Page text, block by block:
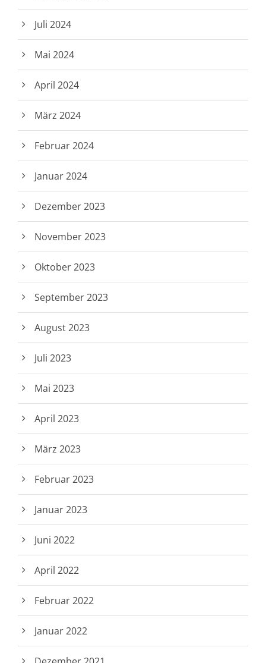
Juli 2024
Mai 2024
April 2024
März 2024
Februar 2024
Januar 2024
Dezember 2023
November 2023
Oktober 2023
September 2023
August 2023
Juli 2023
Mai 2023
April 2023
März 2023
Februar 2023
Januar 2023
Juni 2022
April 2022
Februar 2022
Januar 2022